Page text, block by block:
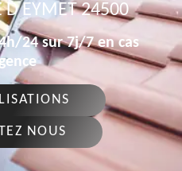
D EYMET 24500
24 sur 7j/7 en cas
NOUS